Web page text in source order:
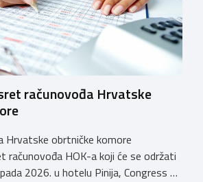
računovođa Hrvatske
Hrvatske obrtničke komore
računovođa HOK-a koji će se održati
2026. u hotelu Pinija, Congress &